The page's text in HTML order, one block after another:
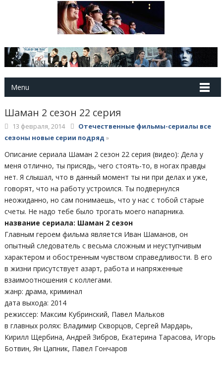
Menu
Шаман 2 сезон 22 серия
13 февраля, 2014
Отечественные фильмы-сериалы все
сезоны новые серии подряд »
Описание сериала Шаман 2 сезон 22 серия (видео): Дела у
меня отлично, ты присядь, чего стоять-то, в ногах правды
нет. Я слышал, что в данный момент ты ни при делах и уже,
говорят, что на работу устроился. Ты подвернулся
неожиданно, но сам понимаешь, что у нас с тобой старые
счеты. Не надо тебе было трогать моего напарника.
название сериала: Шаман 2 сезон
Главным героем фильма является Иван Шаманов, он
опытный следователь с весьма сложным и неуступчивым
характером и обостренным чувством справедливости. В его
в жизни присутствует азарт, работа и напряженные
взаимоотношения с коллегами.
жанр: драма, криминал
дата выхода: 2014
режиссер: Максим Кубринский, Павел Мальков
в главных ролях: Владимир Скворцов, Сергей Мардарь,
Кирилл Щербина, Андрей Зибров, Екатерина Тарасова, Игорь
Ботвин, Ян Цапник, Павел Гончаров